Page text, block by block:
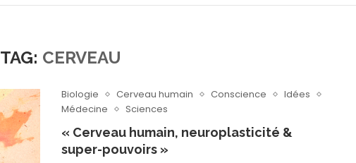
TAG: CERVEAU
Biologie Cerveau humain Conscience
Idées
Médecine
Sciences
« Cerveau humain, neuroplasticité &
super-pouvoirs »